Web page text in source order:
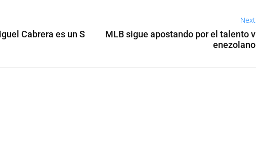
Cabrera es un S
Next
MLB sigue apostando por el talento v
enezolano